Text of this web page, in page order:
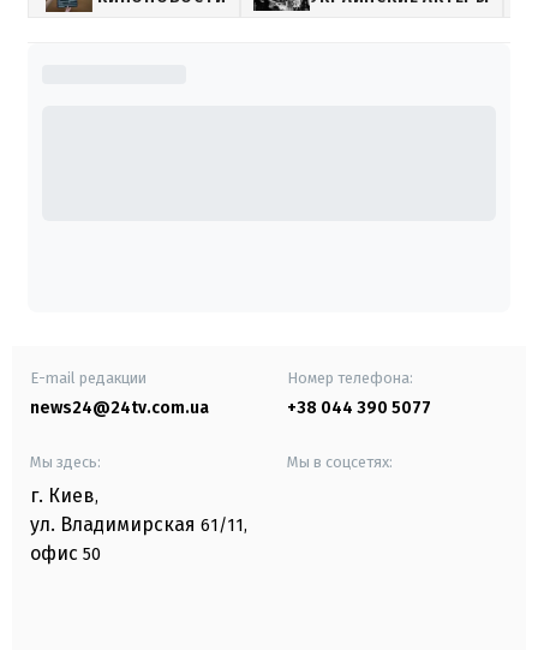
E-mail редакции
news24@24tv.com.ua
Номер телефона:
+38 044 390 5077
Мы здесь:
г. Киев,
ул. Владимирская 61/11,
офис 50
Мы в соцсетях: